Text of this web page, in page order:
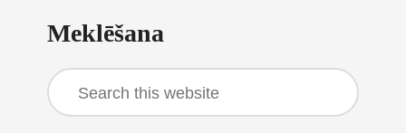
Sidebar
Meklēšana
Search
this
website